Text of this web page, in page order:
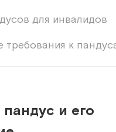
для инвалидов
к
пандус и его